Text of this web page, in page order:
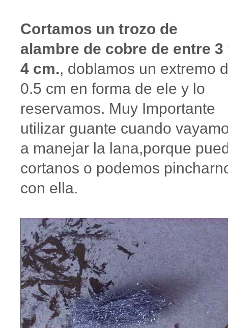
Cortamos un trozo de
alambre de cobre de entre 3
4 cm., doblamos un extremo
0.5 cm en forma de ele y lo
reservamos. Muy Importante
utilizar guante cuando
a manejar la lana,porque
cortanos o podemos
con ella.